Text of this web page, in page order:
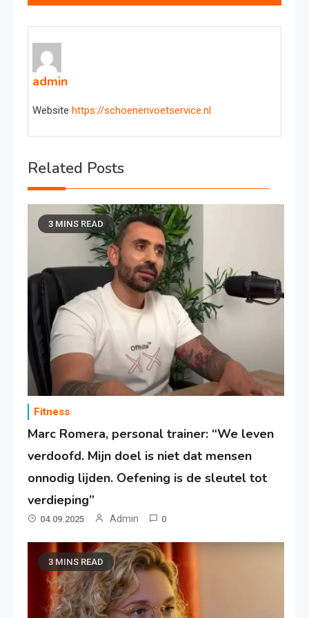
admin
Website https://schoenenvoetservice.nl
Related Posts
3 MINS READ
Fitness
Marc Romera, personal trainer: “We leven
verdoofd. Mijn doel is niet dat mensen
onnodig lijden. Oefening is de sleutel tot
verdieping”
04.09.2025 Admin 0
3 MINS READ